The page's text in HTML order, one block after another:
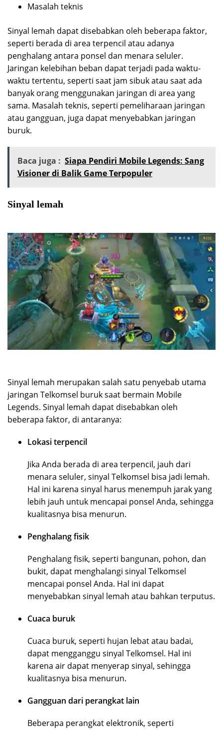
Masalah teknis
Sinyal lemah dapat disebabkan oleh beberapa faktor,
seperti berada di area terpencil atau adanya
penghalang antara ponsel dan menara seluler.
Jaringan kelebihan beban dapat terjadi pada waktu-
waktu tertentu, seperti saat jam sibuk atau saat ada
banyak orang menggunakan jaringan di area yang
sama. Masalah teknis, seperti pemeliharaan jaringan
atau gangguan, juga dapat menyebabkan jaringan
buruk.
Baca juga : Siapa Pendiri Mobile Legends: Sang
Visioner di Balik Game Terpopuler
Sinyal lemah
Sinyal lemah merupakan salah satu penyebab utama
jaringan Telkomsel buruk saat bermain Mobile
Legends. Sinyal lemah dapat disebabkan oleh
beberapa faktor, di antaranya:
Lokasi terpencil
Jika Anda berada di area terpencil, jauh dari
menara seluler, sinyal Telkomsel bisa jadi lemah.
Hal ini karena sinyal harus menempuh jarak yang
lebih jauh untuk mencapai ponsel Anda, sehingga
kualitasnya bisa menurun.
Penghalang fisik
Penghalang fisik, seperti bangunan, pohon, dan
bukit, dapat menghalangi sinyal Telkomsel
mencapai ponsel Anda. Hal ini dapat
menyebabkan sinyal lemah atau bahkan terputus.
Cuaca buruk
Cuaca buruk, seperti hujan lebat atau badai,
dapat mengganggu sinyal Telkomsel. Hal ini
karena air dapat menyerap sinyal, sehingga
kualitasnya bisa menurun.
Gangguan dari perangkat lain
Beberapa perangkat elektronik, seperti